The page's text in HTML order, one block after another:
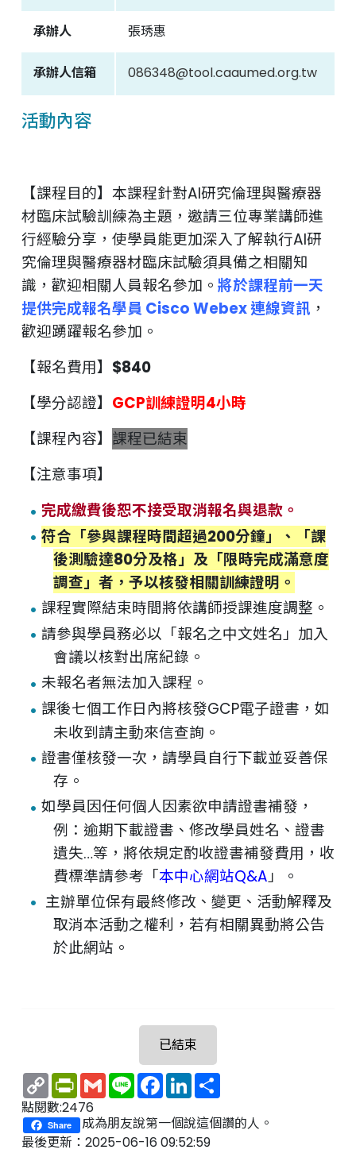
承辦人 張琇惠
承辦人信箱 086348@tool.caaumed.org.tw
活動內容
【課程目的】本課程針對AI研究倫理與醫療器
材臨床試驗訓練為主題，邀請三位專業講師進
行經驗分享，使學員能更加深入了解執行AI研
究倫理與醫療器材臨床試驗須具備之相關知
識，歡迎相關人員報名參加。 將於課程前一天
提供完成報名學員 Cisco Webex 連線資訊 ，
歡迎踴躍報名參加。
【報名費用】 $840
【學分認證】 GCP訓練證明4小時
【課程內容】 課程已結束
【注意事項】
完成繳費後恕不接受取消報名與退款。
符合「參與課程時間超過200分鐘」、「課
後測驗達80分及格」及「限時完成滿意度
調查」者，予以核發相關訓練證明。
課程實際結束時間將依講師授課進度調整。
請參與學員務必以「報名之中文姓名」加入
會議以核對出席紀錄。
未報名者無法加入課程。
課後七個工作日內將核發GCP電子證書，如
未收到請主動來信查詢。
證書僅核發一次，請學員自行下載並妥善保
存。
如學員因任何個人因素欲申請證書補發，
例：逾期下載證書、修改學員姓名、證書
遺失…等，將依規定酌收證書補發費用，收
費標準請參考「本中心網站Q&A」。
主辦單位保有最終修改、變更、活動解釋及
取消本活動之權利，若有相關異動將公告
於此網站。
已結束
Copy
Link
PrintFriendly
GmailLine Facebook
LinkedIn
點閱數:2476
Share
成為朋友說第一個說這個讚的人。
最後更新：2025-06-16 09:52:59